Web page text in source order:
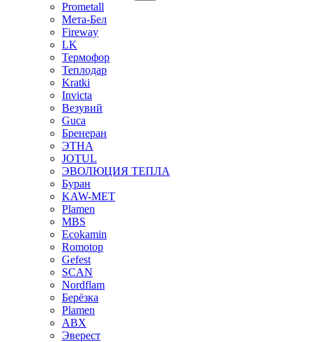
Prometall
Мета-Бел
Fireway
LK
Термофор
Теплодар
Kratki
Invicta
Везувий
Guca
Бренеран
ЭТНА
JOTUL
ЭВОЛЮЦИЯ ТЕПЛА
Буран
KAW-MET
Plamen
MBS
Ecokamin
Romotop
Gefest
SCAN
Nordflam
Берёзка
Plamen
ABX
Эверест